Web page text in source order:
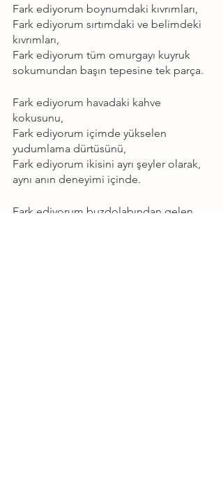
Fark ediyorum boynumdaki kıvrımları,
Fark ediyorum sırtımdaki ve belimdeki
kıvrımları,
Fark ediyorum tüm omurgayı kuyruk
sokumundan başın tepesine tek parça.
Fark ediyorum havadaki kahve
kokusunu,
Fark ediyorum içimde yükselen
yudumlama dürtüsünü,
Fark ediyorum ikisini ayrı şeyler olarak,
aynı anın deneyimi içinde.
Fark ediyorum buzdolabından gelen